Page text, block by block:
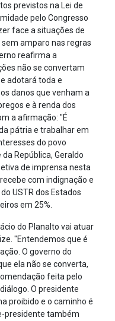
previstos na Lei de
pelo Congresso
face a situações de
amparo nas regras
reafirma a
não se convertam
adotará toda e
danos que venham a
e à renda dos
a afirmação: "É
pátria e trabalhar em
do povo
República, Geraldo
de imprensa nesta
com indignação e
USTR dos Estados
em 25%.
do Planalto vai atuar
"Entendemos que é
O governo do
ela não se converta,
feita pelo
O presidente
proibido e o caminho é
presidente também